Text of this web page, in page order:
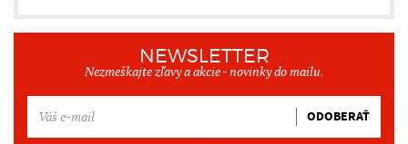
NEWSLETTER
Nezmeškajte zľavy a akcie - novinky do mailu.
ODOBERAŤ